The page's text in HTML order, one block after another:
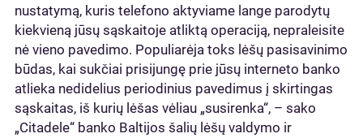
nustatymą, kuris telefono aktyviame lange parodytų
kiekvieną jūsų sąskaitoje atliktą operaciją, nepraleisite
nė vieno pavedimo. Populiarėja toks lėšų pasisavinimo
būdas, kai sukčiai prisijungę prie jūsų interneto banko
atlieka nedidelius periodinius pavedimus į skirtingas
sąskaitas, iš kurių lėšas vėliau „susirenka“, – sako
„Citadele“ banko Baltijos šalių lėšų valdymo ir